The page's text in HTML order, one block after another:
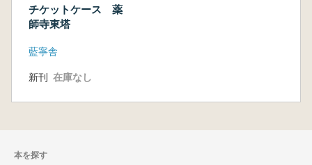
チケットケース 薬
師寺東塔
藍寧舎
新刊 在庫なし
本を探す